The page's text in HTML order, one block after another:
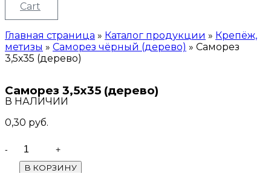
Cart
Главная страница » Каталог продукции » Крепёж,
метизы » Саморез чёрный (дерево) » Саморез
3,5х35 (дерево)
Саморез 3,5х35 (дерево)
В НАЛИЧИИ
0,30 руб.
В КОРЗИНУ